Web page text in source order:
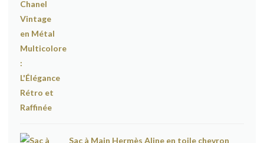
Sac à Main Hermès Aline en toile chevron